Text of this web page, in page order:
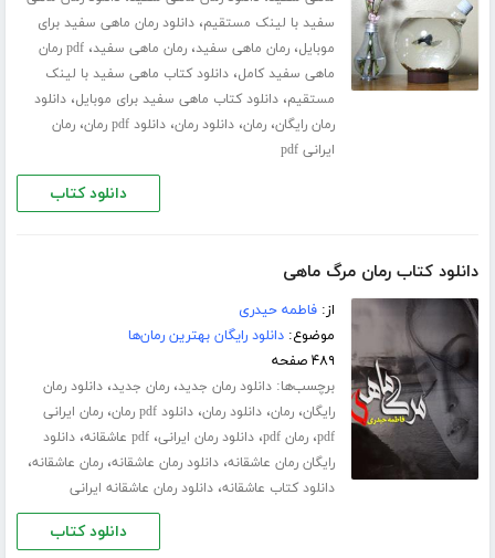
سفید با لینک مستقیم،دانلود رمان ماهی سفید برای
موبایل،رمان ماهی سفید،رمان ماهی سفید،
pdf رمان
ماهی سفید کامل،دانلود کتاب ماهی سفید با لینک
مستقیم،دانلود کتاب ماهی سفید برای موبایل،دانلود
رمان رایگان،رمان،دانلود رمان،دانلود pdf رمان ،رمان
ایرانی pdf
دانلود کتاب
دانلود کتاب رمان مرگ ماهی
از:فاطمه حیدری
موضوع:دانلود رایگان بهترین رمان‌ها
۴۸۹ صفحه
برچسب‌ها:دانلود رمان جدید،رمان جدید،دانلود رمان
رایگان،رمان،دانلود رمان،دانلود pdf رمان ،رمان ایرانی
pdf،رمان pdf ،دانلود رمان ایرانی،pdf عاشقانه ،دانلود
رایگان رمان عاشقانه،دانلود رمان عاشقانه،رمان عاشقانه،
دانلود کتاب عاشقانه،دانلود رمان عاشقانه ایرانی
دانلود کتاب